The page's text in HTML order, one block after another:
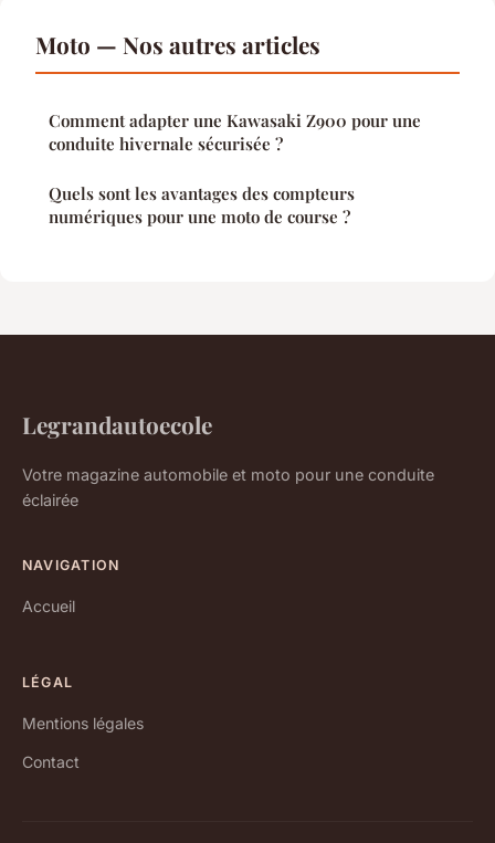
Moto — Nos autres articles
Comment adapter une Kawasaki Z900 pour une
conduite hivernale sécurisée ?
Quels sont les avantages des compteurs
numériques pour une moto de course ?
Legrandautoecole
Votre magazine automobile et moto pour une conduite
éclairée
NAVIGATION
Accueil
LÉGAL
Mentions légales
Contact